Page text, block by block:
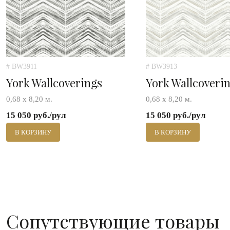
# BW3911
York Wallcoverings
0,68 х 8,20 м.
15 050 руб./рул
В КОРЗИНУ
# BW3913
York
0,68 х 8,20 м.
15 050 руб./рул
В КОРЗИНУ
Сопутствующие товары